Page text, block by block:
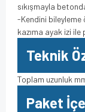
sıkışmayla
-Kendini bileyleme
kazıma ayak izi ile
Teknik
Toplam uzunluk
Paket